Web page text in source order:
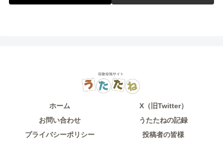
ホーム
X（旧Twitter）
お問い合わせ
うたたねの記録
プライバシーポリシー
投稿者の皆様